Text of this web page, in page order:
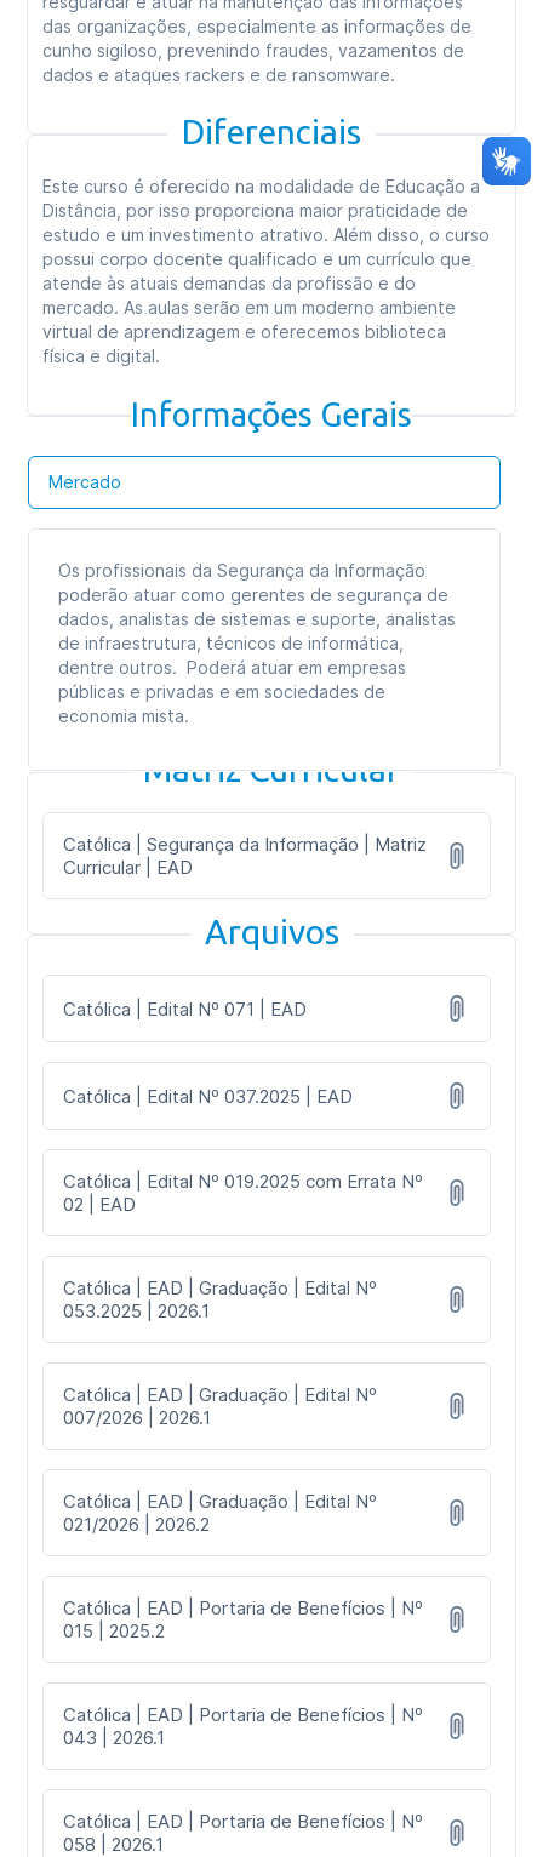
das organizações, especialmente as informações de
cunho sigiloso, prevenindo fraudes, vazamentos de
dados e ataques rackers e de ransomware.
Diferenciais
Este curso é oferecido na modalidade de Educação a
Distância, por isso proporciona maior praticidade de
estudo e um investimento atrativo. Além disso, o curso
possui corpo docente qualificado e um currículo que
atende às atuais demandas da profissão e do
mercado. As aulas serão em um moderno ambiente
virtual de aprendizagem e oferecemos biblioteca
física e digital.
Informações Gerais
Mercado
Os profissionais da Segurança da Informação
poderão atuar como gerentes de segurança de
dados, analistas de sistemas e suporte, analistas
de infraestrutura, técnicos de informática,
dentre outros. Poderá atuar em empresas
públicas e privadas e em sociedades de
economia mista.
Matriz Curricular
Católica | Segurança da Informação | Matriz
Curricular | EAD
Arquivos
Católica | Edital Nº 071 | EAD
Católica | Edital Nº 037.2025 | EAD
Católica | Edital Nº 019.2025 com Errata Nº
02 | EAD
Católica | EAD | Graduação | Edital Nº
053.2025 | 2026.1
Católica | EAD | Graduação | Edital Nº
007/2026 | 2026.1
Católica | EAD | Graduação | Edital Nº
021/2026 | 2026.2
Católica | EAD | Portaria de Benefícios | Nº
015 | 2025.2
Católica | EAD | Portaria de Benefícios | Nº
043 | 2026.1
Católica | EAD | Portaria de Benefícios | Nº
058 | 2026.1